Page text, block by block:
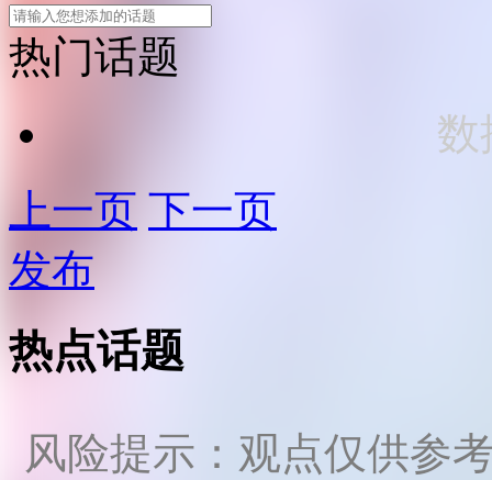
热门话题
数
上一页 下一页
发布
热点话题
风险提示：观点仅供参